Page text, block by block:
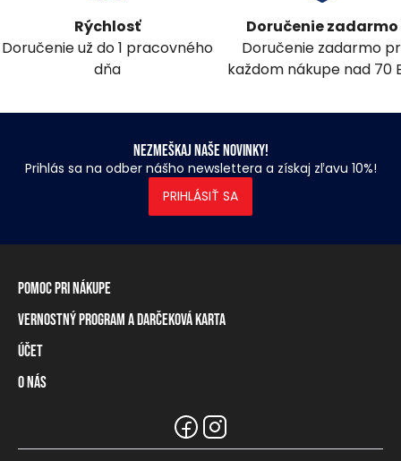
Rýchlosť
Doručenie už do 1 pracovného
dňa
Doručenie zadarmo
Doručenie zadarmo
každom nákupe nad 70
Nezmeškaj naše novinky!
Prihlás sa na odber nášho newslettera a získaj zľavu 10%!
PRIHLÁSIŤ SA
Pomoc pri nákupe
Informácie o doručení
Spôsoby platby
Tabuľka rozmerov
Naše predajne a distribútori
Vernostný program a darčeková karta
Vernostný program
Darčeková karta
Účet
Prihlásenie / registrácia
O nás
Informácie pre predajcov